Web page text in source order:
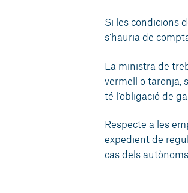
Si les condicions
s’hauria de
La ministra de
vermell o taronja,
té l’obligació de
Respecte a les
expedient de
cas dels